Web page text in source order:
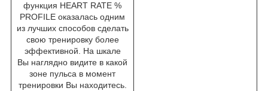
функция HEART RATE %
PROFILE оказалась одним
из лучших способов сделать
свою тренировку более
эффективной. На шкале
Вы наглядно видите в какой
зоне пульса в момент
тренировки Вы находитесь.